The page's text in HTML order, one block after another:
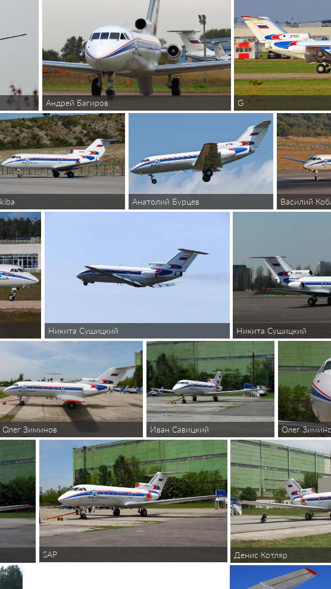
Андрей Багиров G
kiba Анатолий Бурцев Василий
Никита Сушицкий Никита Сушицкий
Олег Зиминов Иван Савицкий Олег
SAP Денис Котляр